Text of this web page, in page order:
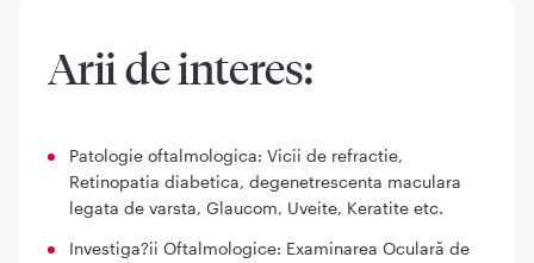
Arii de interes:
Patologie oftalmologica: Vicii de refractie,
Retinopatia diabetica, degenetrescenta maculara
legata de varsta, Glaucom, Uveite, Keratite etc.
Investiga?ii Oftalmologice: Examinarea Oculară de